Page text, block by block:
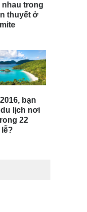
nhau trong
thuyết ở
bạn
lịch nơi
22